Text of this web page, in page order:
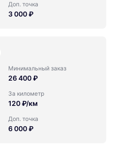
Доп. точка
3 000 ₽
Минимальный заказ
26 400 ₽
За километр
120 ₽/км
Доп. точка
6 000 ₽